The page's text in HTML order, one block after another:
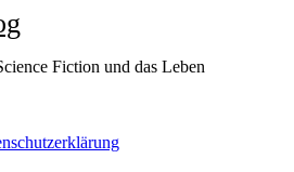
Fiction und das Leben